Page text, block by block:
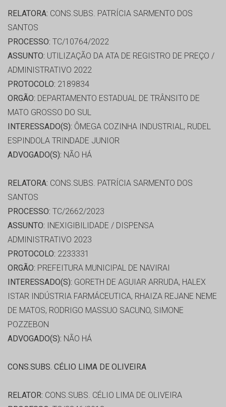
RELATORA: CONS.SUBS. PATRÍCIA SARMENTO DOS
SANTOS
PROCESSO: TC/10764/2022
ASSUNTO: UTILIZAÇÃO DA ATA DE REGISTRO DE PREÇO /
ADMINISTRATIVO 2022
PROTOCOLO: 2189834
ORGÃO: DEPARTAMENTO ESTADUAL DE TRÂNSITO DE
MATO GROSSO DO SUL
INTERESSADO(S): ÔMEGA COZINHA INDUSTRIAL, RUDEL
ESPINDOLA TRINDADE JUNIOR
ADVOGADO(S): NÃO HÁ
RELATORA: CONS.SUBS. PATRÍCIA SARMENTO DOS
SANTOS
PROCESSO: TC/2662/2023
ASSUNTO: INEXIGIBILIDADE / DISPENSA
ADMINISTRATIVO 2023
PROTOCOLO: 2233331
ORGÃO: PREFEITURA MUNICIPAL DE NAVIRAI
INTERESSADO(S): GORETH DE AGUIAR ARRUDA, HALEX
ISTAR INDÚSTRIA FARMÁCEUTICA, RHAIZA REJANE NEME
DE MATOS, RODRIGO MASSUO SACUNO, SIMONE
POZZEBON
ADVOGADO(S): NÃO HÁ
CONS.SUBS. CÉLIO LIMA DE OLIVEIRA
RELATOR: CONS.SUBS. CÉLIO LIMA DE OLIVEIRA